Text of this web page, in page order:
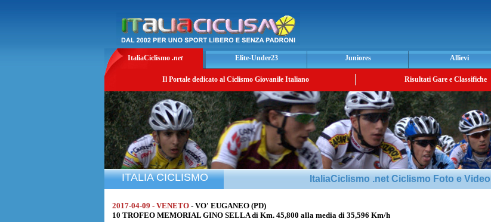
ItaliaCiclismo .net Elite-Under23 Juniores Allievi
Il Portale dedicato al Ciclismo Giovanile Italiano Risultati Gare e Classifiche
ITALIA CICLISMO ItaliaCiclismo .net Ciclismo Foto e Video
2017-04-09 - VENETO - VO' EUGANEO (PD)
10 TROFEO MEMORIAL GINO SELLA di Km. 45,800 alla media di 35,596 Km/h